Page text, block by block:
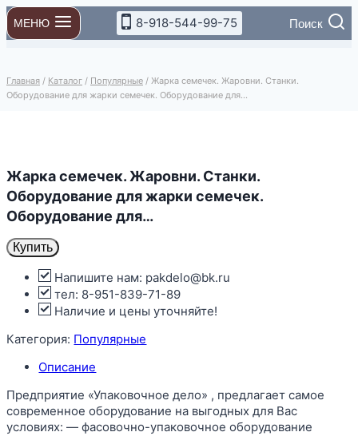
Перейти
к
содержимому
МЕНЮ 8-918-544-99-75 Поиск
Главная / Каталог / Популярные / Жарка семечек. Жаровни. Станки.
Оборудование для жарки семечек. Оборудование для…
Жарка семечек. Жаровни. Станки.
Оборудование для жарки семечек.
Оборудование для…
Купить
Напишите нам: pakdelo@bk.ru
тел: 8-951-839-71-89
Наличие и цены уточняйте!
Категория: Популярные
Описание
Предприятие «Упаковочное дело» , предлагает самое
современное оборудование на выгодных для Вас
условиях: — фасовочно-упаковочное оборудование